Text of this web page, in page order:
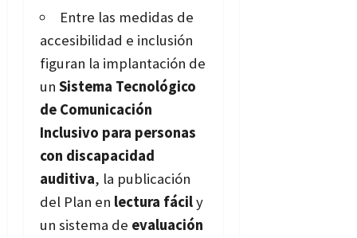
Entre las medidas de
accesibilidad e inclusión
figuran la implantación de
un Sistema Tecnológico
de Comunicación
Inclusivo para personas
con discapacidad
auditiva, la publicación
del Plan en lectura fácily
un sistema de evaluación